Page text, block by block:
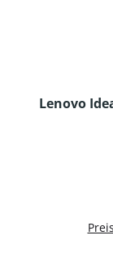
Lenovo